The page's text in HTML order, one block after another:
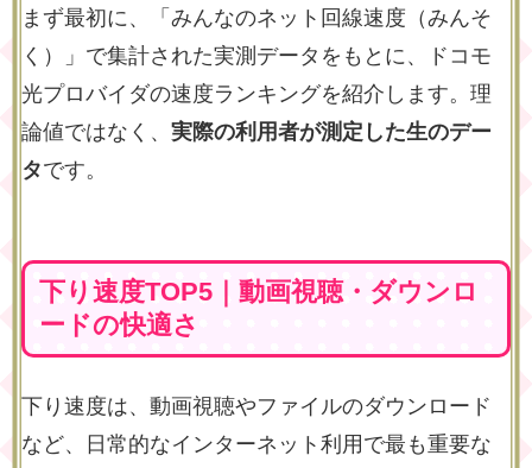
まず最初に、「みんなのネット回線速度（みんそ
く）」で集計された実測データをもとに、ドコモ
光プロバイダの速度ランキングを紹介します。理
論値ではなく、 実際の利用者が測定した生のデー
タです。
下り速度TOP5｜動画視聴・ダウンロ
ードの快適さ
下り速度は、動画視聴やファイルのダウンロード
など、日常的なインターネット利用で最も重要な